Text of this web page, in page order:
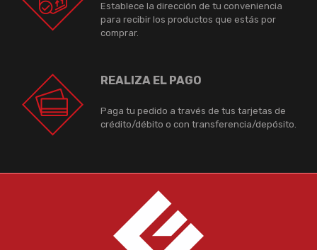
Establece la dirección de tu conveniencia
para recibir los productos que estás por
comprar.
REALIZA EL PAGO
Paga tu pedido a través de tus tarjetas de
crédito/débito o con transferencia/depósito.